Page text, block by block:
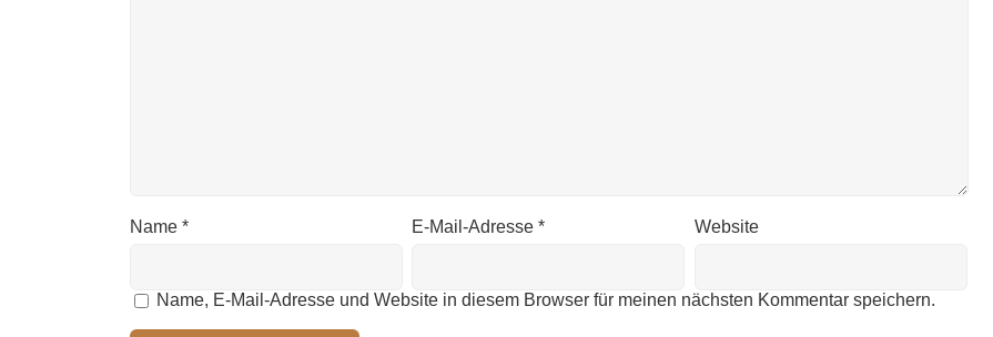
Name * E-Mail-Adresse* Website
Name, E-Mail-Adresse und Website in diesem Browser für meinen nächsten Kommentar speichern.